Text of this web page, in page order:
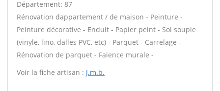
Département: 87
Rénovation dappartement / de maison - Peinture -
Peinture décorative - Enduit - Papier peint - Sol souple
(vinyle, lino, dalles PVC, etc) - Parquet - Carrelage -
Rénovation de parquet - Faïence murale -
Voir la fiche artisan : J.m.b.